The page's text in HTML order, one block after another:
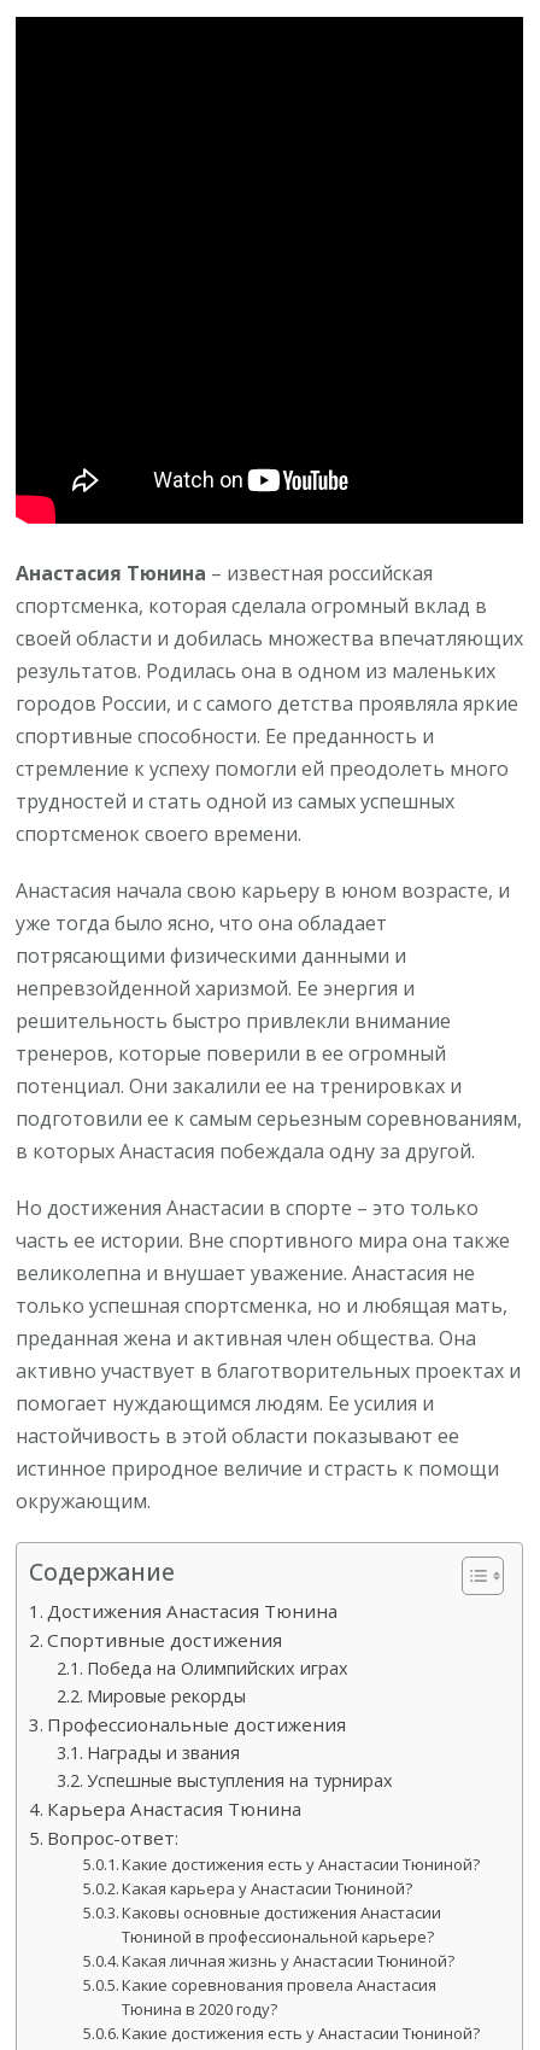
Анастасия Тюнина – известная российская
спортсменка, которая сделала огромный вклад в
своей области и добилась множества впечатляющих
результатов. Родилась она в одном из маленьких
городов России, и с самого детства проявляла яркие
спортивные способности. Ее преданность и
стремление к успеху помогли ей преодолеть много
трудностей и стать одной из самых успешных
спортсменок своего времени.
Анастасия начала свою карьеру в юном возрасте, и
уже тогда было ясно, что она обладает
потрясающими физическими данными и
непревзойденной харизмой. Ее энергия и
решительность быстро привлекли внимание
тренеров, которые поверили в ее огромный
потенциал. Они закалили ее на тренировках и
подготовили ее к самым серьезным соревнованиям,
в которых Анастасия побеждала одну за другой.
Но достижения Анастасии в спорте – это только
часть ее истории. Вне спортивного мира она также
великолепна и внушает уважение. Анастасия не
только успешная спортсменка, но и любящая мать,
преданная жена и активная член общества. Она
активно участвует в благотворительных проектах и
помогает нуждающимся людям. Ее усилия и
настойчивость в этой области показывают ее
истинное природное величие и страсть к помощи
окружающим.
Содержание
Достижения Анастасия Тюнина
Спортивные достижения
Победа на Олимпийских играх
Мировые рекорды
Профессиональные достижения
Награды и звания
Успешные выступления на турнирах
Карьера Анастасия Тюнина
Вопрос-ответ:
Какие достижения есть у Анастасии Тюниной?
Какая карьера у Анастасии Тюниной?
Каковы основные достижения Анастасии
Тюниной в профессиональной карьере?
Какая личная жизнь у Анастасии Тюниной?
Какие соревнования провела Анастасия
Тюнина в 2020 году?
Какие достижения есть у Анастасии Тюниной?